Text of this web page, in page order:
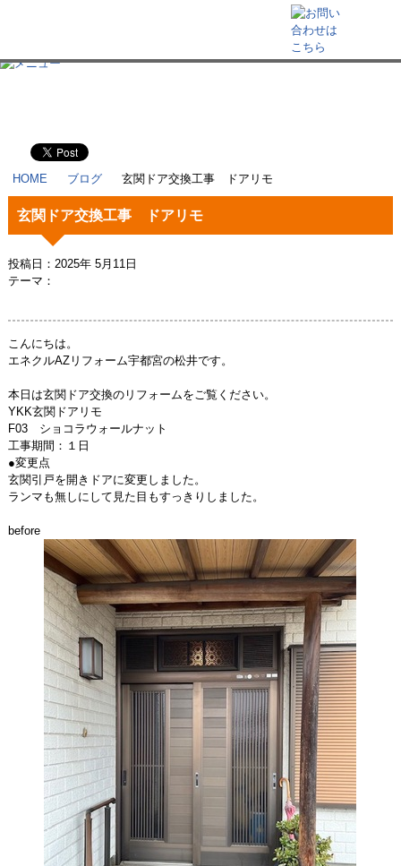
HOME ブログ 玄関ドア交換工事 ドアリモ
玄関ドア交換工事 ドアリモ
投稿日：2025年 5月11日
テーマ：
こんにちは。
エネクルAZリフォーム宇都宮の松井です。
本日は玄関ドア交換のリフォームをご覧ください。
YKK玄関ドアリモ
F03 ショコラウォールナット
工事期間：１日
●変更点
玄関引戸を開きドアに変更しました。
ランマも無しにして見た目もすっきりしました。
before